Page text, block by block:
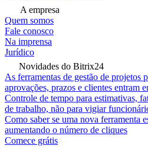
A empresa
Quem somos
Fale conosco
Na imprensa
Jurídico
Novidades do Bitrix24
As ferramentas de gestão de projetos
aprovações, prazos e clientes entram
Controle de tempo para estimativas,
de trabalho, não para vigiar
Como saber se uma nova ferramenta
aumentando o número de cliques
Comece grátis